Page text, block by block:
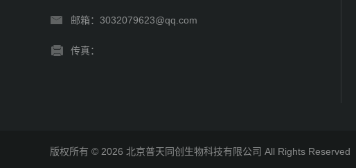
邮箱：3032079623@qq.com
传真：
版权所有 © 2026 北京普天同创生物科技有限公司 All Rights